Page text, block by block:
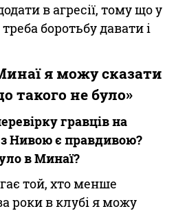
в агресії, тому що у
боротьбу давати і
я можу сказати
такого не було»
гравців на
Нивою є правдивою?
в Минаї?
той, хто менше
роки в клубі я можу